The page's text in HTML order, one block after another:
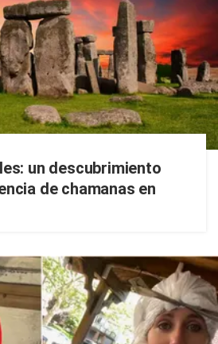
un descubrimiento
de chamanas en